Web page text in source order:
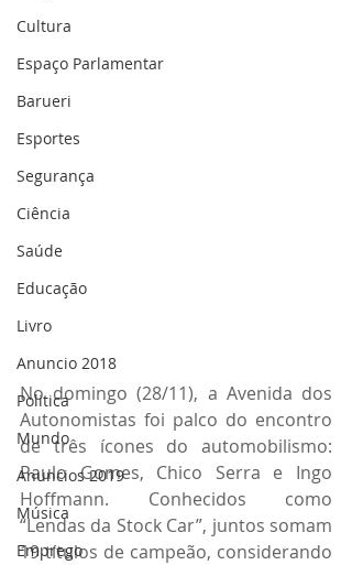
Cultura
Espaço Parlamentar
Barueri
Esportes
Segurança
Ciência
Saúde
Educação
Livro
Anuncio 2018
Politica
Mundo
Anuncios 2019
Música
Emprego
No domingo (28/11), a Avenida dos
Autonomistas foi palco do encontro
de três ícones do automobilismo:
Paulo Gomes, Chico Serra e Ingo
Hoffmann. Conhecidos como
“Lendas da Stock Car”, juntos somam
19 títulos de campeão, considerando